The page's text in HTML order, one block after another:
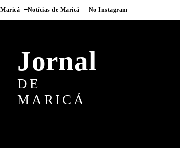
Maricá Notícias de Maricá No Instagram
Jornal
DE
MARICÁ